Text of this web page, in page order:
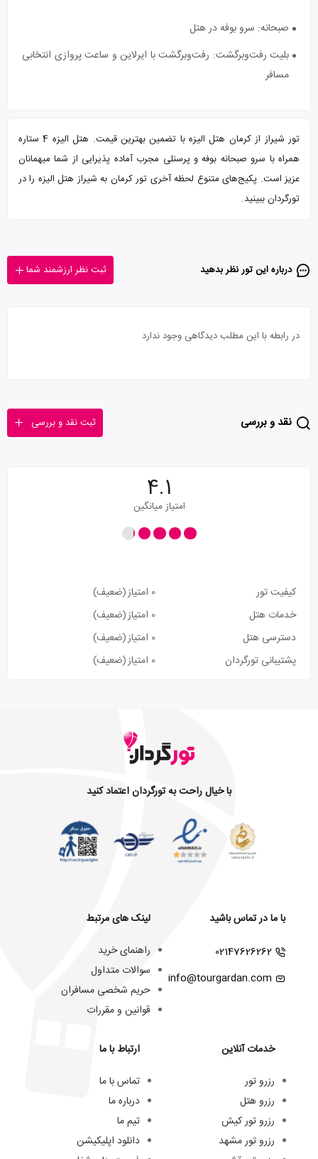
صبحانه: سرو بوفه در هتل
بلیت رفت‌و‌برگشت: رفت‌و‌برگشت با ایرلاین و ساعت پروازی انتخابی
مسافر
تور شیراز از کرمان هتل الیزه با تضمین بهترین قیمت. هتل الیزه 4 ستاره
همراه با سرو صبحانه بوفه و پرسنلی مجرب آماده پذیرایی از شما میهمانان
عزیز است. پکیج‌های متنوع لحظه آخری تور کرمان به شیراز هتل الیزه را در
تورگردان ببینید.
درباره این تور‌ نظر بدهید ثبت نظر ارزشمند شما
در رابطه با این مطلب دیدگاهی وجود ندارد
نقد و بررسی ثبت نقد و بررسی
4.1
امتیاز میانگین
کیفیت تور 0 امتیاز
(ضعیف)
خدمات هتل
0 امتیاز
(ضعیف)
دسترسی هتل
0 امتیاز
(ضعیف)
پشتیبانی تورگردان
0 امتیاز (ضعیف)
با خیال راحت به تورگردان اعتماد کنید
با ما در تماس باشید
02147626262
info@tourgardan.com
خدمات آنلاین
رزرو تور
رزرو هتل
رزرو تور کیش
رزرو تور مشهد
لینک های مرتبط
راهنمای خرید
سوالات متداول
حریم شخصی مسافران
قوانین و مقررات
ارتباط با ما
تماس با ما
درباره ما
تیم ما
دانلود اپلیکیشن